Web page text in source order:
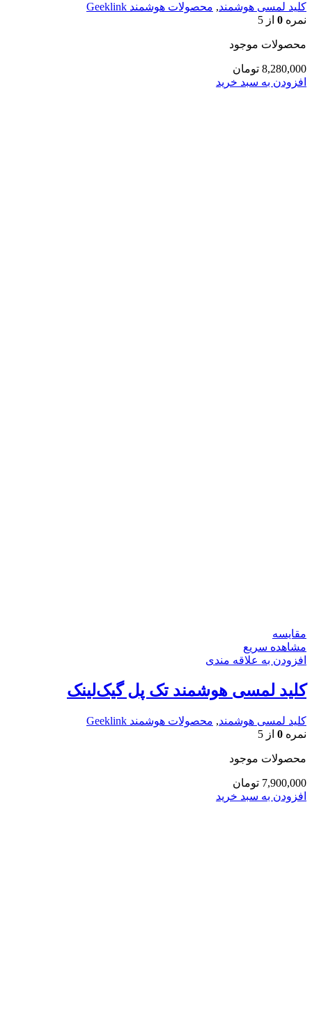
کلید لمسی هوشمند, محصولات هوشمند Geeklink
نمره 0 از 5
محصولات موجود
8,280,000 تومان
افزودن به سبد خرید
مقایسه
مشاهده سریع
افزودن به علاقه مندی
کلید لمسی هوشمند تک پل گیک‌لینک
کلید لمسی هوشمند, محصولات هوشمند Geeklink
نمره 0 از 5
محصولات موجود
7,900,000 تومان
افزودن به سبد خرید